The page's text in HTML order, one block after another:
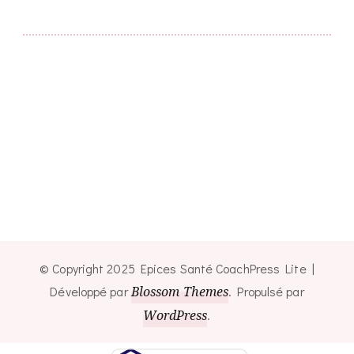
© Copyright 2025 Epices Santé CoachPress Lite |
Développé parBlossom Themes. Propulsé par
WordPress.